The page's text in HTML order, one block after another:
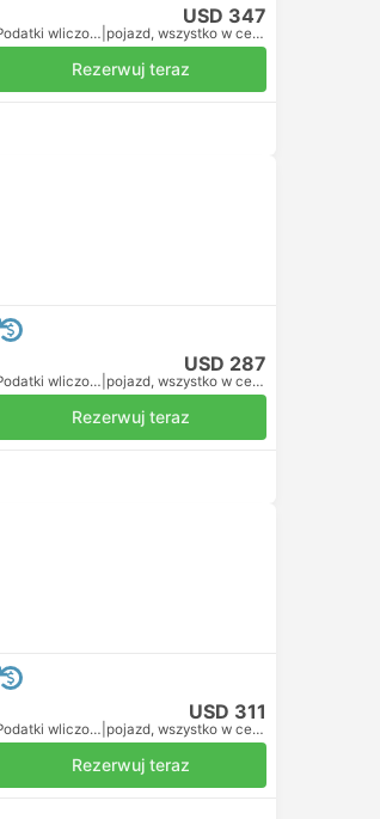
USD 347
Podatki wliczone pojazd, wszystko w cenie
Rezerwuj teraz
USD 287
Podatki wliczone pojazd, wszystko w cenie
Rezerwuj teraz
USD 311
Podatki wliczone pojazd, wszystko w cenie
Rezerwuj teraz